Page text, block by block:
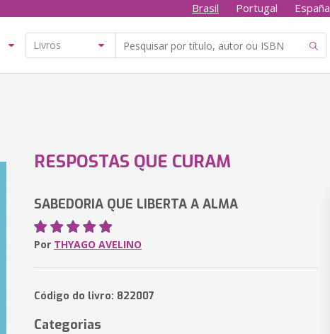
Brasil Portugal España
RESPOSTAS QUE CURAM
SABEDORIA QUE LIBERTA A ALMA
Por THYAGO AVELINO
Código do livro: 822007
Categorias